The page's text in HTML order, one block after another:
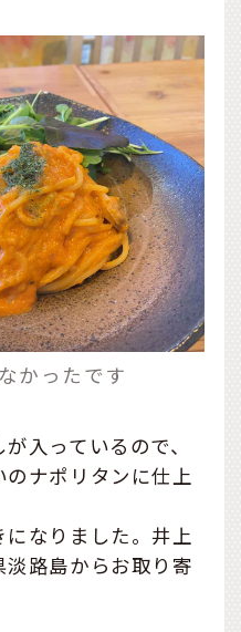
かったです
入っているので、
ナポリタンに仕上
なりました。井上
路島からお取り寄